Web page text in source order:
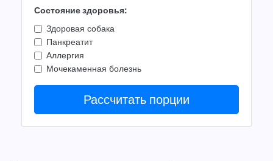
Состояние здоровья:
Здоровая собака
Панкреатит
Аллергия
Мочекаменная болезнь
Рассчитать порции